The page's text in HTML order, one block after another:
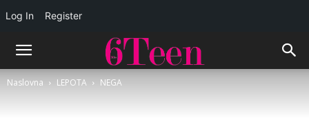
Naslovna LEPOTA NEGA
Log In Register